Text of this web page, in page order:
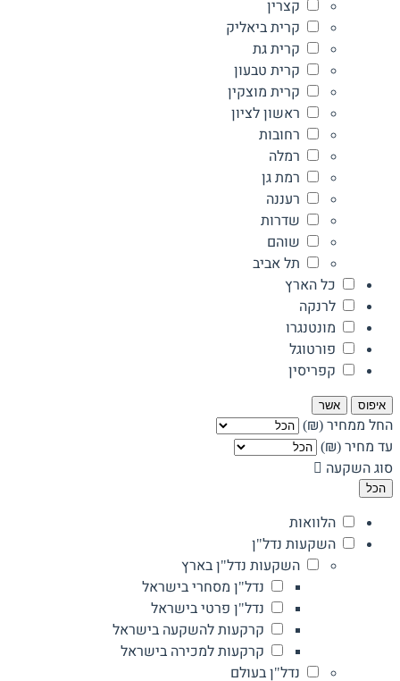
קצרין
קרית ביאליק
קרית גת
קרית טבעון
קרית מוצקין
ראשון לציון
רחובות
רמלה
רמת גן
רעננה
שדרות
שוהם
תל אביב
כל הארץ
לרנקה
מונטנגרו
פורטוגל
קפריסין
איפוס אשר
החל ממחיר (₪)
עד מחיר (₪)
סוג השקעה
הכל
הלוואות
השקעות נדל"ן
השקעות נדל"ן בארץ
נדל"ן מסחרי בישראל
נדל"ן פרטי בישראל
קרקעות להשקעה בישראל
קרקעות למכירה בישראל
נדל"ן בעולם